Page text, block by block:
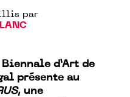
par
d’Art de
présente au
, une